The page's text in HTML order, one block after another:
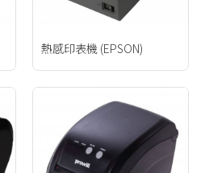
熱感印表機 (EPSON)